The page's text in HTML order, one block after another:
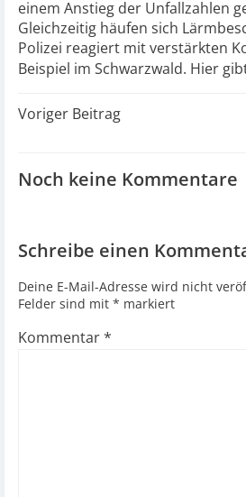
einem Anstieg der Unfallzahlen
Gleichzeitig häufen sich
Polizei reagiert mit verstärkten
Beispiel im Schwarzwald. Hier
Post
navigation
Voriger Beitrag
Noch keine Kommentare
Schreibe einen
Deine E-Mail-Adresse wird nicht
Felder sind mit * markiert
Kommentar*